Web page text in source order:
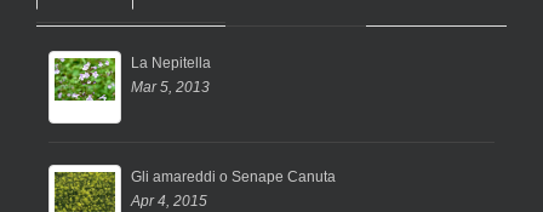
La Nepitella
Mar 5, 2013
Gli amareddi o Senape Canuta
Apr 4, 2015